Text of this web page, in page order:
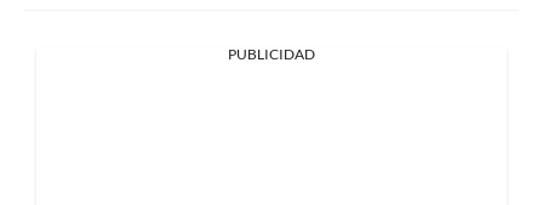
PUBLICIDAD